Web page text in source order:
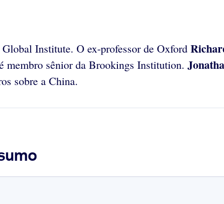
Institute. O ex-professor de Oxford
membro sênior da Brookings Institution.
sobre a China.